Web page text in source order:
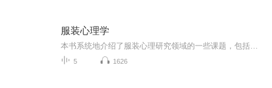
服装心理学
5 1626